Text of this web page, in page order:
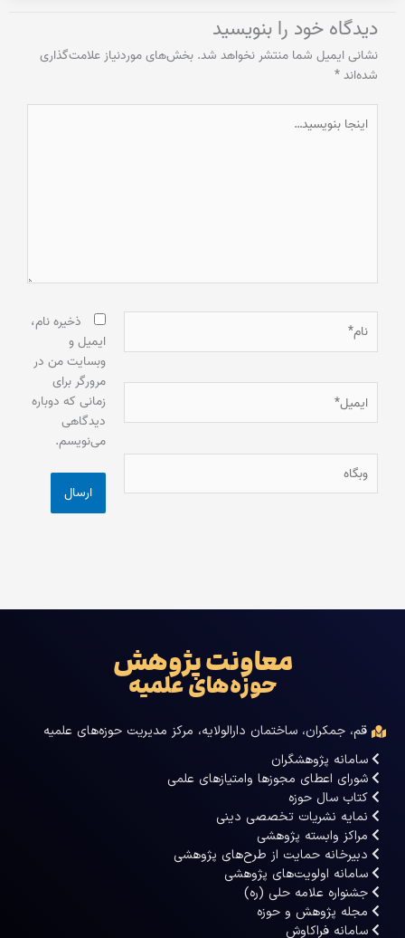
دیدگاه‌ خود را بنویسید
نشانی ایمیل شما منتشر نخواهد شد. بخش‌های موردنیاز علامت‌گذاری
شده‌اند*
بنویسید…
وبگاه
ذخیره نام،
ایمیل و
وبسایت من در
مرورگر برای
زمانی که دوباره
دیدگاهی
می‌نویسم.
معاونت پژوهش
حوزه‌های علمیه
قم، جمکران، ساختمان دارالولایه، مرکز مدیریت حوزه‌های علمیه
سامانه پژوهشگران
شورای اعطای مجوزها وامتیازهای علمی
کتاب سال حوزه
نمایه نشریات تخصصی دینی
مراکز وابسته پژوهشی
دبیرخانه حمایت از طرح‌های پژوهشی
سامانه اولویت‌های پژوهشی
جشنواره علامه حلی (ره)
مجله پژوهش و حوزه
سامانه فراکاوش